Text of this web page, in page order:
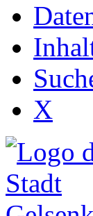
X